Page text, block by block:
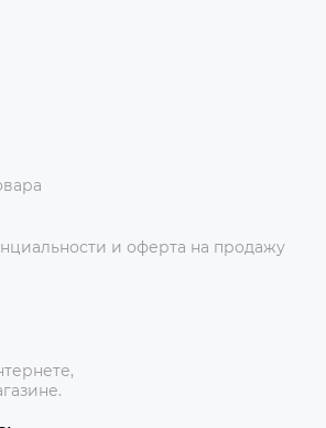
и оферта на продажу